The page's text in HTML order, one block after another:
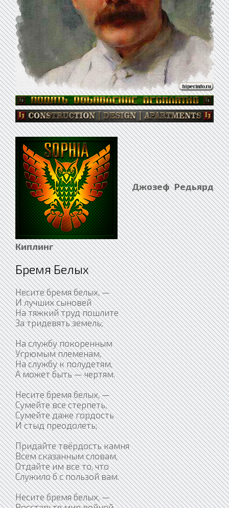
Джозеф Редьярд
Киплинг
Бремя Белых
Несите бремя белых, —
И лучших сыновей
На тяжкий труд пошлите
За тридевять земель;
На службу покоренным
Угрюмым племенам,
На службу к полудетям,
А может быть — чертям.
Несите бремя белых, —
Сумейте все стерпеть,
Сумейте даже гордость
И стыд преодолеть;
Придайте твёрдость камня
Всем сказанным словам,
Отдайте им все то, что
Служило б с пользой вам.
Несите бремя белых, —